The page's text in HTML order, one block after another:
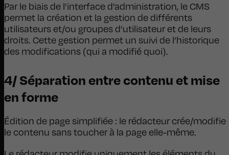
Par le biais de l’interface d’administration, le CMS
permet la création et la gestion de différents
utilisateurs et/ou groupes d’utilisateur et de leurs
droits. Cette gestion permet un suivi de l’histo­rique
des modifications (qui a modifié quoi).
4/ Séparation entre contenu et mise
en forme
Édition de page simplifiée : le rédacteur crée/modifie
le contenu sans toucher à la page elle-même.